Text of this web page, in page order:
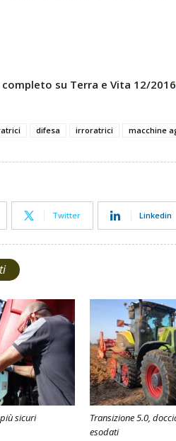
su Terra e Vita 12/2016
difesa irroratrici macchine
Twitter Linkedin
sicuri
Transizione 5.0,
esodati